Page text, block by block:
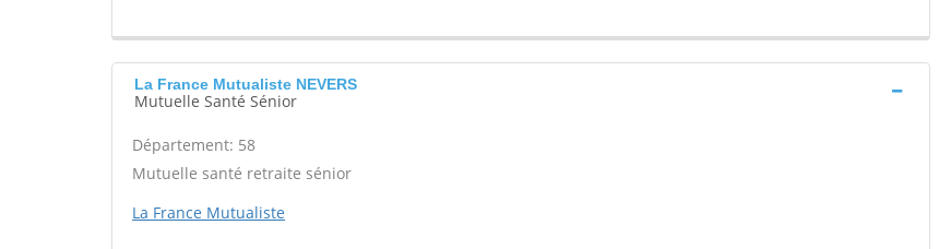
La France Mutualiste NEVERS
Mutuelle Santé Sénior
Département: 58
Mutuelle santé retraite sénior
La France Mutualiste